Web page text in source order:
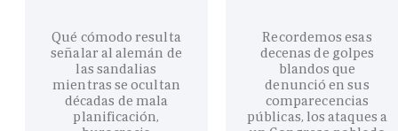
Qué cómodo resulta
señalar al alemán de
las sandalias
mientras se ocultan
décadas de mala
planificación,
Recordemos esas
decenas de golpes
blandos que
denunció en sus
comparecencias
públicas, los ataques a